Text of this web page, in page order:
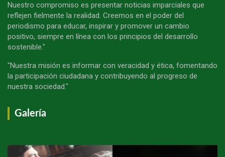
Nuestro compromiso es presentar noticias imparciales que
reflejen fielmente la realidad. Creemos en el poder del
periodismo para educar, inspirar y promover un cambio
positivo, siempre en línea con los principios del desarrollo
sostenible."
"Nuestra misión es informar con veracidad y ética, fomentando
la participación ciudadana y contribuyendo al progreso de
nuestra sociedad."
Galería